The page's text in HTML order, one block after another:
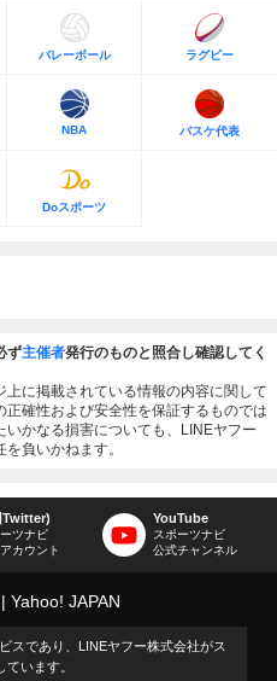
バレーボール ラグビー
NBA バスケ代表
Doスポーツ
ず主催者発行のものと照合し確認してく
に掲載されている情報の内容に関して
確性および安全性を保証するものでは
かなる損害についても、LINEヤフー
負いかねます。
Twitter)
ツナビ
カウント
YouTube
スポーツナビ
公式チャンネル
Yahoo! JAPAN
スであり、LINEヤフー株式会社がス
います。